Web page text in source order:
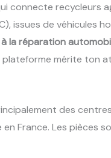
connecte recycleurs
issues de véhicules
la réparation
mérite ton
des
France. Les pièces